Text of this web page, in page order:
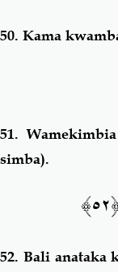
50. Kama
51.
simba).
52. Bali anataka